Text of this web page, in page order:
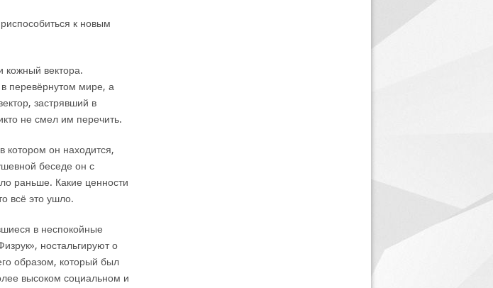
к новым
кожный вектора.
в перевёрнутом мире, а
застрявший в
не смел им перечить.
котором он находится,
беседе он с
раньше. Какие ценности
всё это ушло.
в неспокойные
ностальгируют о
образом, который был
высоком социальном и